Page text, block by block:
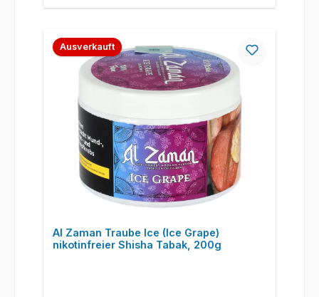
Ausverkauft
Al Zaman Traube Ice (Ice Grape)
nikotinfreier Shisha Tabak, 200g